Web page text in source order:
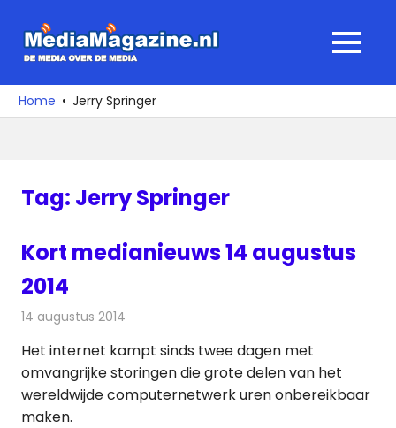
naar
media
over
MENU
Home Jerry Springer
Tag: Jerry Springer
Kort medianieuws 14 augustus
2014
14 augustus 2014
Het internet kampt sinds twee dagen met
omvangrijke storingen die grote delen van het
wereldwijde computernetwerk uren onbereikbaar
maken.